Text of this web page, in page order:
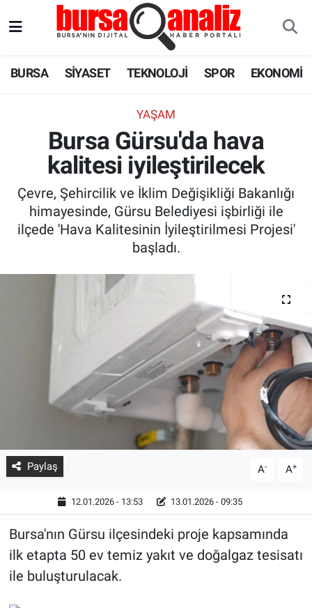
BURSA SİYASET TEKNOLOJİ SPOR EKONOMİ
YAŞAM
Bursa Gürsu'da hava
kalitesi iyileştirilecek
Çevre, Şehircilik ve İklim Değişikliği Bakanlığı
himayesinde, Gürsu Belediyesi işbirliği ile
ilçede 'Hava Kalitesinin İyileştirilmesi Projesi'
başladı.
Paylaş A- A+
12.01.2026 - 13:53 13.01.2026 - 09:35
Bursa'nın Gürsu ilçesindeki proje kapsamında
ilk etapta 50 ev temiz yakıt ve doğalgaz tesisatı
ile buluşturulacak.
SPOR
EKONOMİ
SAĞLIK
Süper Lig Puan Durumu ve Fikstür
Tüm Manşetler
Son Dakika Haberleri